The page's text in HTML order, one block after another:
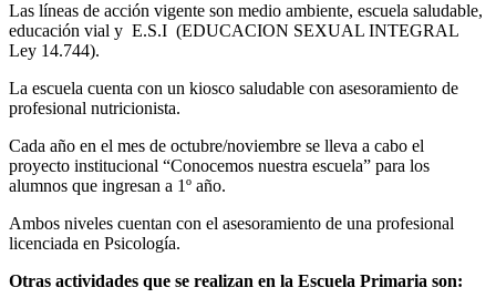
Las líneas de acción vigente son medio ambiente, escuela saludable,
educación vial y E.S.I (EDUCACION SEXUAL INTEGRAL
Ley 14.744).
La escuela cuenta con un kiosco saludable con asesoramiento de
profesional nutricionista.
Cada año en el mes de octubre/noviembre se lleva a cabo el
proyecto institucional “Conocemos nuestra escuela” para los
alumnos que ingresan a 1º año.
Ambos niveles cuentan con el asesoramiento de una profesional
licenciada en Psicología.
Otras actividades que se realizan en la Escuela Primaria son: